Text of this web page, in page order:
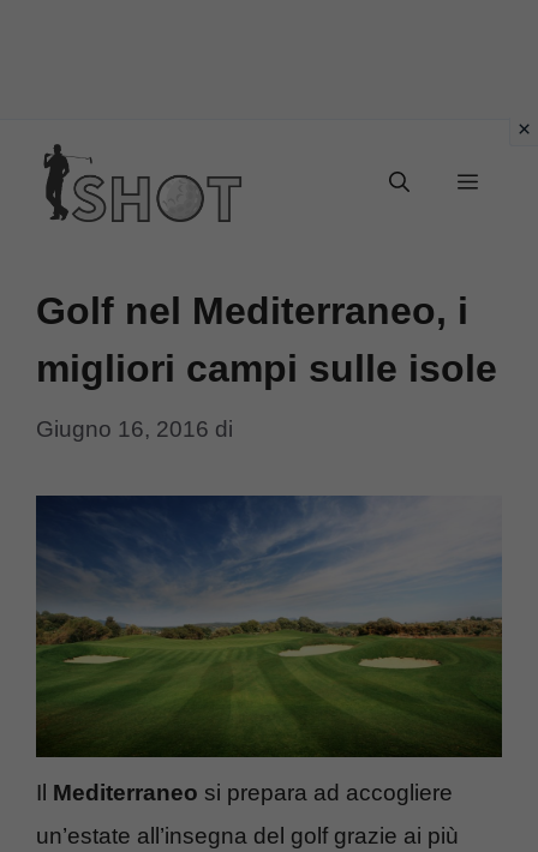
contenuto
Menu
Golf nel Mediterraneo, i
migliori campi sulle isole
Giugno 16, 2016 di
Il Mediterraneo si prepara ad accogliere
un’estate all’insegna del golf grazie ai più